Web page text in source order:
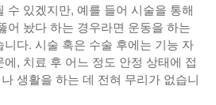
수 있겠지만, 예를 들어 시술을 통해
어 놨다 하는 경우라면 운동을 하는
다. 시술 혹은 수술 후에는 기능 자
, 치료 후 어느 정도 안정 상태에 접
생활을 하는 데 전혀 무리가 없습니